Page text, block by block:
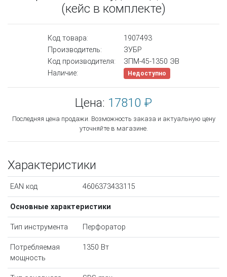
(кейс в комплекте)
Код товара:
1907493
Производитель:
ЗУБР
Код производителя:
ЗПМ-45-1350 ЭВ
Наличие:
Недоступно
Цена: 17810 ₽
Последняя цена продажи. Возможность заказа и актуальную цену
уточняйте в магазине.
Характеристики
EAN код 4606373433115
Основные характеристики
Тип инструмента Перфоратор
Потребляемая
мощность
1350 Вт